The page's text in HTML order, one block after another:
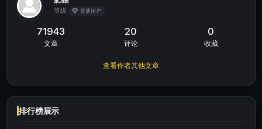
等级 普通用户
71943
文章
20
评论
0
收藏
查看作者其他文章
排行榜展示